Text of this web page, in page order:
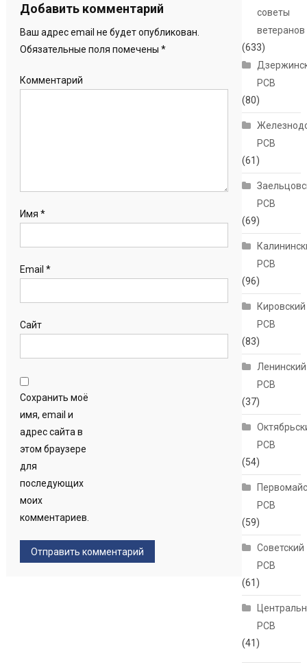
Добавить комментарий
Ваш адрес email не будет опубликован.
Обязательные поля помечены *
Комментарий
Имя *
Email *
Сайт
Сохранить моё
имя, email и
адрес сайта в
этом браузере
для
последующих
моих
комментариев.
советы
ветеранов
(633)
РСВ
(80)
РСВ
(61)
РСВ
(69)
РСВ
(96)
Кировский
РСВ
(83)
Ленинский
РСВ
(37)
РСВ
(54)
РСВ
(59)
Советский
РСВ
(61)
РСВ
(41)